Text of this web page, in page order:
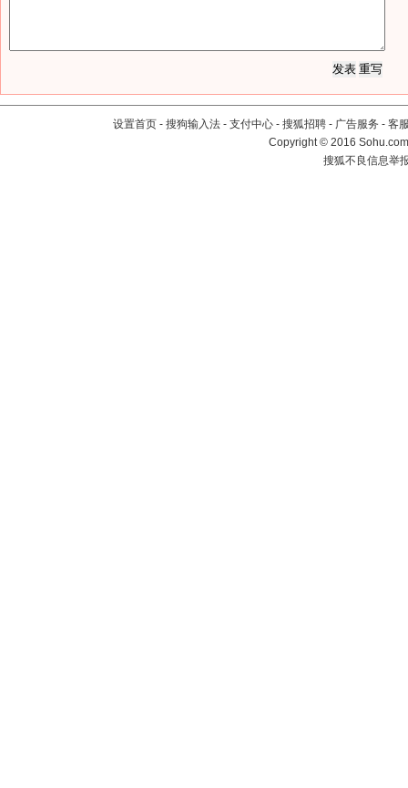
设置首页 - 搜狗输入法 - 支付中心 - 搜狐招聘 - 广告服务 - 客
Copyright©2016
搜狐不良信息举